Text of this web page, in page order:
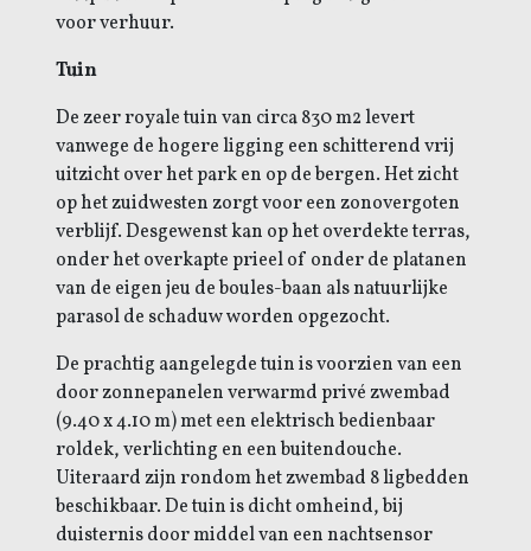
voor verhuur.
Tuin
De zeer royale tuin van circa 830 m2 levert
vanwege de hogere ligging een schitterend vrij
uitzicht over het park en op de bergen. Het zicht
op het zuidwesten zorgt voor een zonovergoten
verblijf. Desgewenst kan op het overdekte terras,
onder het overkapte prieel of onder de platanen
van de eigen jeu de boules-baan als natuurlijke
parasol de schaduw worden opgezocht.
De prachtig aangelegde tuin is voorzien van een
door zonnepanelen verwarmd privé zwembad
(9.40 x 4.10 m) met een elektrisch bedienbaar
roldek, verlichting en een buitendouche.
Uiteraard zijn rondom het zwembad 8 ligbedden
beschikbaar. De tuin is dicht omheind, bij
duisternis door middel van een nachtsensor